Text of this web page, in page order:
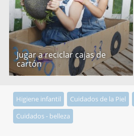
Jugar a reciclar cajas de
cartón
Higiene infantil Cuidados de la Piel
Cuidados - belleza